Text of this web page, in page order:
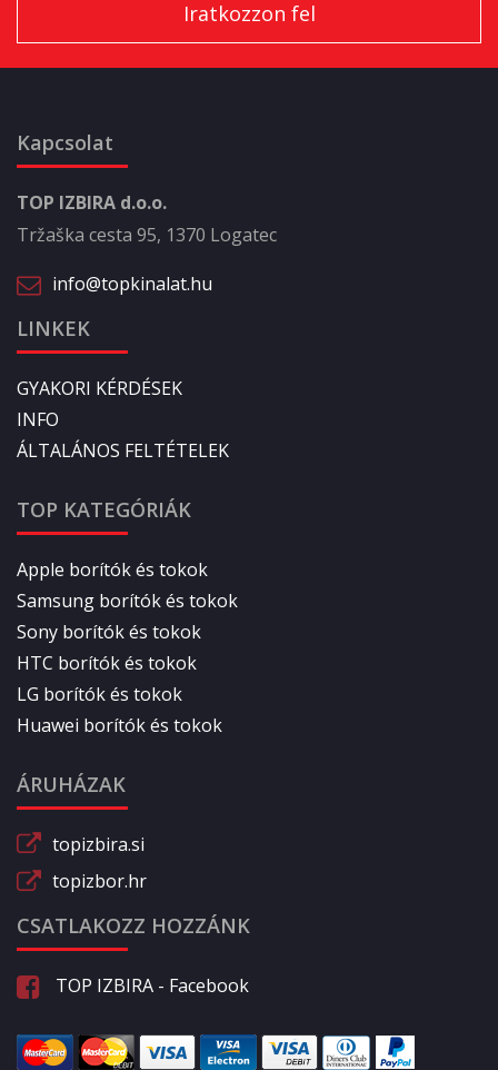
Kapcsolat
TOP IZBIRA d.o.o.
Tržaška cesta 95, 1370 Logatec
info@topkinalat.hu
LINKEK
GYAKORI KÉRDÉSEK
INFO
ÁLTALÁNOS FELTÉTELEK
TOP KATEGÓRIÁK
Apple borítók és tokok
Samsung borítók és tokok
Sony borítók és tokok
HTC borítók és tokok
LG borítók és tokok
Huawei borítók és tokok
ÁRUHÁZAK
topizbira.si
topizbor.hr
CSATLAKOZZ HOZZÁNK
TOP IZBIRA - Facebook